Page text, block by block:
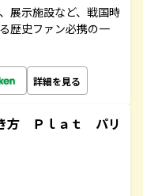
展示施設など、戦国時
歴史ファン必携の一
詳細を見る
方 Ｐｌａｔ パリ